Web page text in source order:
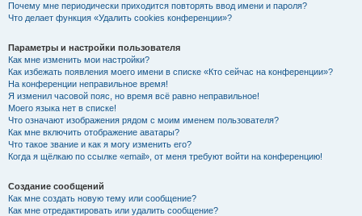
Почему мне периодически приходится повторять ввод имени и пароля?
Что делает функция «Удалить cookies конференции»?
Параметры и настройки пользователя
Как мне изменить мои настройки?
Как избежать появления моего имени в списке «Кто сейчас на конференции»?
На конференции неправильное время!
Я изменил часовой пояс, но время всё равно неправильное!
Моего языка нет в списке!
Что означают изображения рядом с моим именем пользователя?
Как мне включить отображение аватары?
Что такое звание и как я могу изменить его?
Когда я щёлкаю по ссылке «email», от меня требуют войти на конференцию!
Создание сообщений
Как мне создать новую тему или сообщение?
Как мне отредактировать или удалить сообщение?